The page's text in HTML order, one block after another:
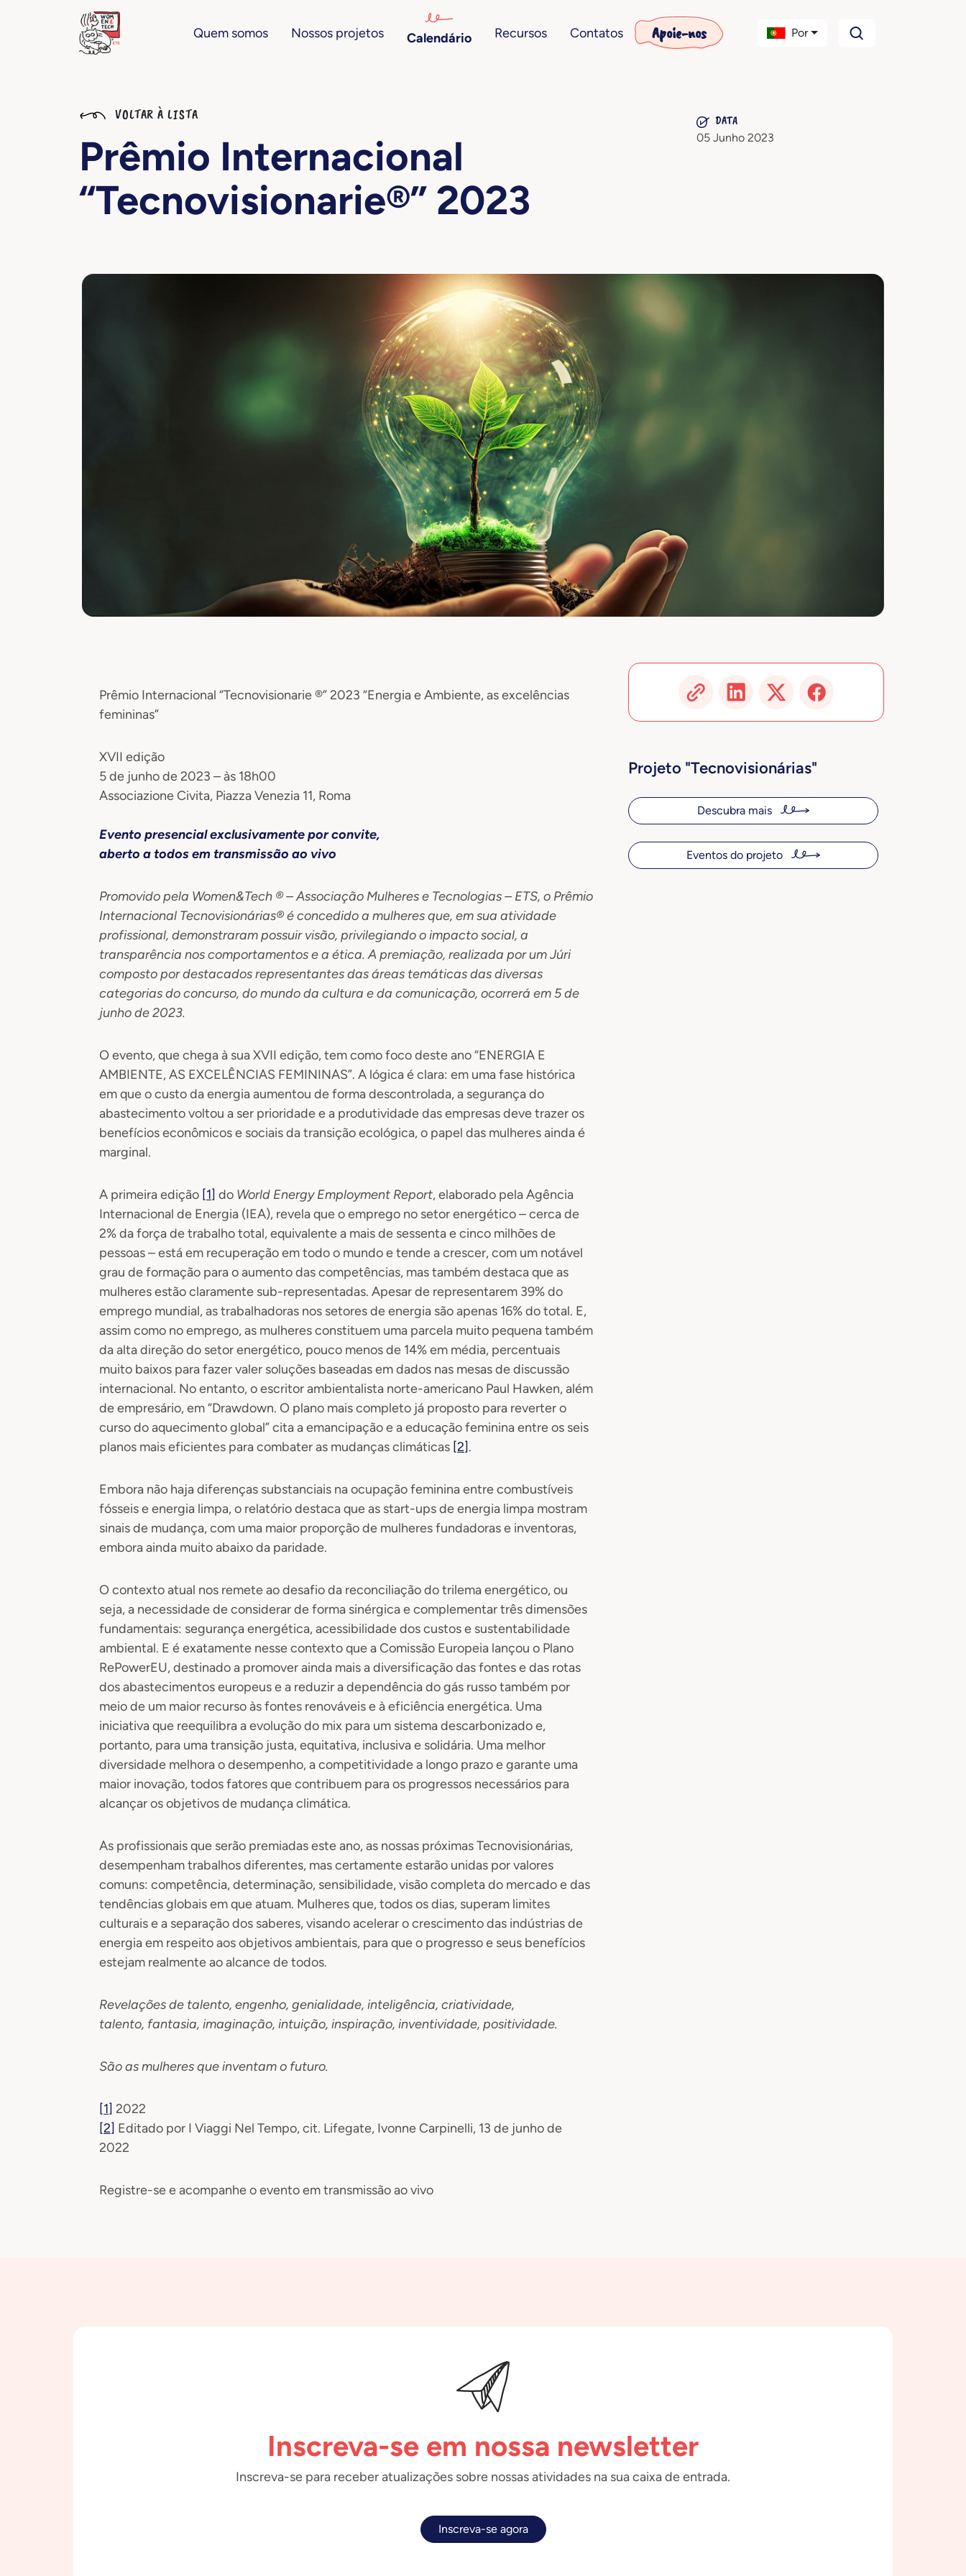
Quem somos Nossos projetos Calendário Recursos Contatos Apoie-nos Por
VOLTAR À LISTA
Prêmio Internacional
“Tecnovisionarie®” 2023
DATA
05 Junho 2023
Prêmio Internacional “Tecnovisionarie ®” 2023 “Energia e Ambiente, as excelências
femininas”
XVII edição
5 de junho de 2023 – às 18h00
Associazione Civita, Piazza Venezia 11, Roma
Evento presencial exclusivamente por convite,
aberto a todos em transmissão ao vivo
Promovido pela Women&Tech ® – Associação Mulheres e Tecnologias – ETS, o Prêmio
Internacional Tecnovisionárias® é concedido a mulheres que, em sua atividade
profissional, demonstraram possuir visão, privilegiando o impacto social, a
transparência nos comportamentos e a ética. A premiação, realizada por um Júri
composto por destacados representantes das áreas temáticas das diversas
categorias do concurso, do mundo da cultura e da comunicação, ocorrerá em 5 de
junho de 2023.
O evento, que chega à sua XVII edição, tem como foco deste ano “ENERGIA E
AMBIENTE, AS EXCELÊNCIAS FEMININAS”. A lógica é clara: em uma fase histórica
em que o custo da energia aumentou de forma descontrolada, a segurança do
abastecimento voltou a ser prioridade e a produtividade das empresas deve trazer os
benefícios econômicos e sociais da transição ecológica, o papel das mulheres ainda é
marginal.
A primeira edição [1] do World Energy Employment Report, elaborado pela Agência
Internacional de Energia (IEA), revela que o emprego no setor energético – cerca de
2% da força de trabalho total, equivalente a mais de sessenta e cinco milhões de
pessoas – está em recuperação em todo o mundo e tende a crescer, com um notável
grau de formação para o aumento das competências, mas também destaca que as
mulheres estão claramente sub-representadas. Apesar de representarem 39% do
emprego mundial, as trabalhadoras nos setores de energia são apenas 16% do total. E,
assim como no emprego, as mulheres constituem uma parcela muito pequena também
da alta direção do setor energético, pouco menos de 14% em média, percentuais
muito baixos para fazer valer soluções baseadas em dados nas mesas de discussão
internacional. No entanto, o escritor ambientalista norte-americano Paul Hawken, além
de empresário, em “Drawdown. O plano mais completo já proposto para reverter o
curso do aquecimento global” cita a emancipação e a educação feminina entre os seis
planos mais eficientes para combater as mudanças climáticas [2].
Embora não haja diferenças substanciais na ocupação feminina entre combustíveis
fósseis e energia limpa, o relatório destaca que as start-ups de energia limpa mostram
sinais de mudança, com uma maior proporção de mulheres fundadoras e inventoras,
embora ainda muito abaixo da paridade.
O contexto atual nos remete ao desafio da reconciliação do trilema energético, ou
seja, a necessidade de considerar de forma sinérgica e complementar três dimensões
fundamentais: segurança energética, acessibilidade dos custos e sustentabilidade
ambiental. E é exatamente nesse contexto que a Comissão Europeia lançou o Plano
RePowerEU, destinado a promover ainda mais a diversificação das fontes e das rotas
dos abastecimentos europeus e a reduzir a dependência do gás russo também por
meio de um maior recurso às fontes renováveis e à eficiência energética. Uma
iniciativa que reequilibra a evolução do mix para um sistema descarbonizado e,
portanto, para uma transição justa, equitativa, inclusiva e solidária. Uma melhor
diversidade melhora o desempenho, a competitividade a longo prazo e garante uma
maior inovação, todos fatores que contribuem para os progressos necessários para
alcançar os objetivos de mudança climática.
As profissionais que serão premiadas este ano, as nossas próximas Tecnovisionárias,
desempenham trabalhos diferentes, mas certamente estarão unidas por valores
comuns: competência, determinação, sensibilidade, visão completa do mercado e das
tendências globais em que atuam. Mulheres que, todos os dias, superam limites
culturais e a separação dos saberes, visando acelerar o crescimento das indústrias de
energia em respeito aos objetivos ambientais, para que o progresso e seus benefícios
estejam realmente ao alcance de todos.
Revelações de talento, engenho, genialidade, inteligência, criatividade,
talento, fantasia, imaginação, intuição, inspiração, inventividade, positividade.
São as mulheres que inventam o futuro.
[1] 2022
[2] Editado por I Viaggi Nel Tempo, cit. Lifegate, Ivonne Carpinelli, 13 de junho de
2022
Registre-se e acompanhe o evento em transmissão ao vivo
Projeto "Tecnovisionárias"
Descubra mais
Eventos do projeto
Inscreva-se em nossa newsletter
Inscreva-se para receber atualizações sobre nossas atividades na sua caixa de entrada.
Inscreva-se agora